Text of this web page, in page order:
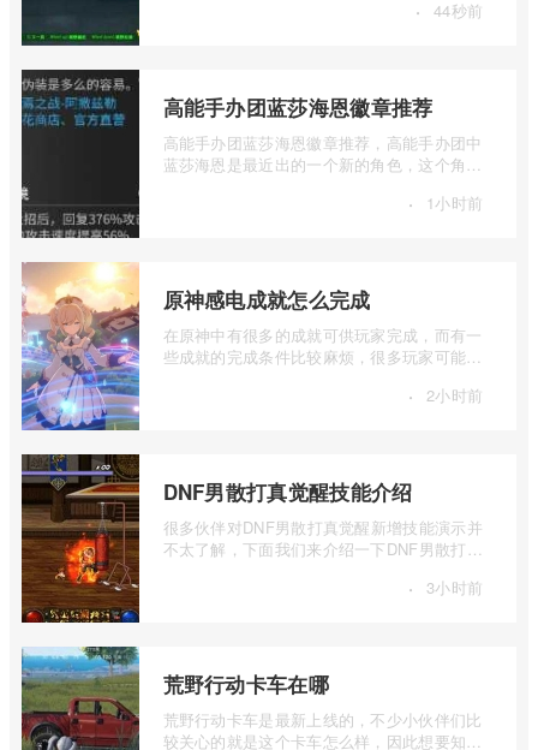
· 44秒前
高能手办团蓝莎海恩徽章推荐
高能手办团蓝莎海恩徽章推荐，高能手办团中
蓝莎海恩是最近出的一个新的角色，这个角色
· 1小时前
原神感电成就怎么完成
在原神中有很多的成就可供玩家完成，而有一
些成就的完成条件比较麻烦，很多玩家可能都
· 2小时前
DNF男散打真觉醒技能介绍
很多伙伴对DNF男散打真觉醒新增技能演示并
不太了解，下面我们来介绍一下DNF男散打真
· 3小时前
荒野行动卡车在哪
荒野行动卡车是最新上线的，不少小伙伴们比
较关心的就是这个卡车怎么样，因此想要知道